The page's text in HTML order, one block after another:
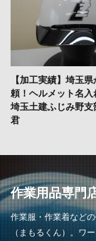
【加工実績】埼玉
頼！ヘルメット名入
埼玉土建ふじみ野支
君
作業用品専門
作業服・作業着など
（まもるくん）。ワ